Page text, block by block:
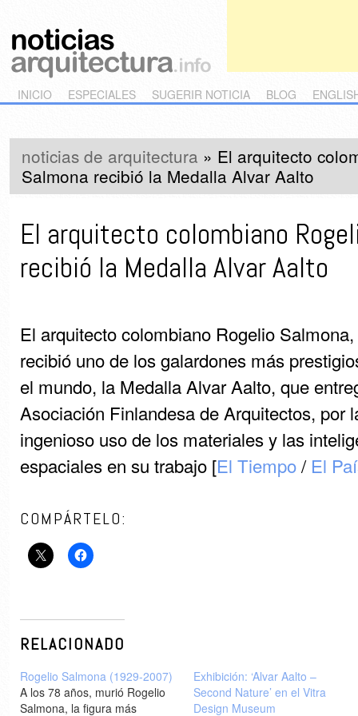
Main menu
Skip to primary content
Skip to secondary content
INICIO ESPECIALES SUGERIR NOTICIA BLOG
noticias de arquitectura » El arquitecto
Salmona recibió la Medalla Alvar Aalto
El arquitecto colombiano
recibió la Medalla Alvar Aalto
El arquitecto colombiano Rogelio
recibió uno de los galardones más
el mundo, la Medalla Alvar Aalto, que
Asociación Finlandesa de Arquitectos, por
ingenioso uso de los materiales y las
espaciales en su trabajo [El Tiempo/ El
COMPÁRTELO:
RELACIONADO
Rogelio Salmona (1929-2007)
A los 78 años, murió Rogelio
Salmona, la figura más
Exhibición: ‘Alvar Aalto –
Second Nature’ en el Vitra
Design Museum